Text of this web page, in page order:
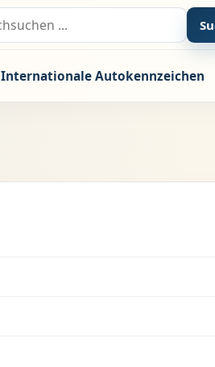
Internationale Autokennzeichen